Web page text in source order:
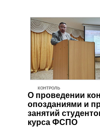
КОНТРОЛЬ
О проведении
опозданиями и
занятий
курса ФСПО